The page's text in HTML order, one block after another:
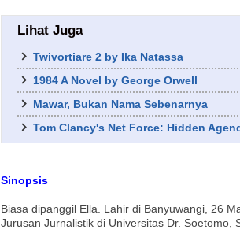
Lihat Juga
Twivortiare 2 by Ika Natassa
1984 A Novel by George Orwell
Mawar, Bukan Nama Sebenarnya
Tom Clancy's Net Force: Hidden
Sinopsis
Biasa dipanggil Ella. Lahir di Banyuwangi, 26
Jurusan Jurnalistik di Universitas Dr. Soetomo,